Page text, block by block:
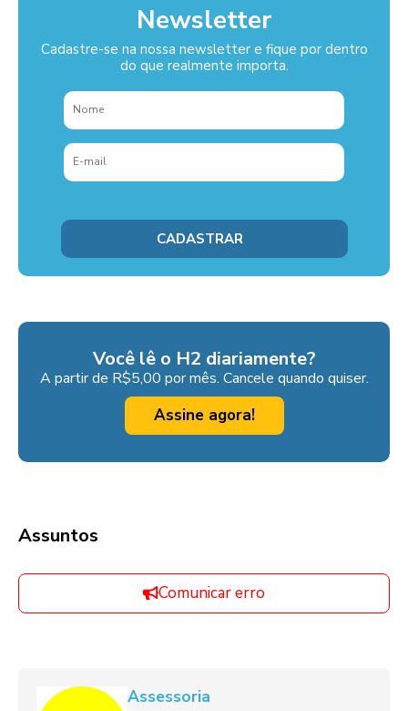
Newsletter
Cadastre-se na nossa newsletter e fique por dentro
do que realmente importa.
Você lê o H2 diariamente?
A partir de R$5,00 por mês. Cancele quando quiser.
Assine agora!
Assuntos
Comunicar erro
Assessoria